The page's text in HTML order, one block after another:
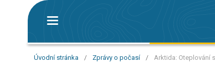
Úvodní stránka / Zprávy o počasí / Arktida: Oteplování